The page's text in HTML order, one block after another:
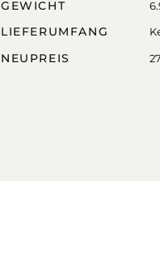
GEWICHT
LIEFERUMFANG
NEUPREIS